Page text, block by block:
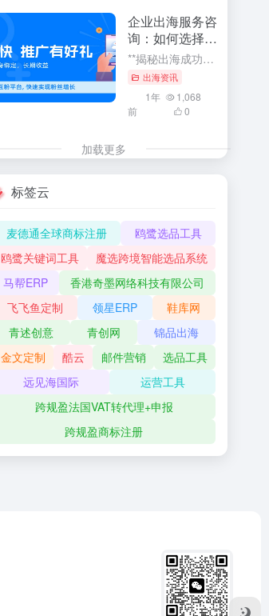
企业出海服务咨
询：如何选择合
适的咨询公司**揭秘出海成功秘诀：企业如何选择最合适的出海服务咨询公司** 随着全球化的浪潮汹涌澎湃，企业纷纷把目光投向了国际市场，展开出海之旅。在这个波诡云谲的商业世界中，选择一家合适的出海服务咨询公司成为了许...
出海资讯
1年
前
1,068
0
加载更多
标签云
麦德通全球商标注册
鸥鹭选品工具
鸥鹭关键词工具
魔选跨境智能选品系统
马帮ERP
香港奇墨网络科技有限公司
飞飞鱼定制
领星ERP
鞋库网
青述创意
青创网
锦品出海
金文定制
酷云 邮件营销
选品工具
远见海国际
运营工具
跨规盈法国VAT转代理+申报
跨规盈商标注册